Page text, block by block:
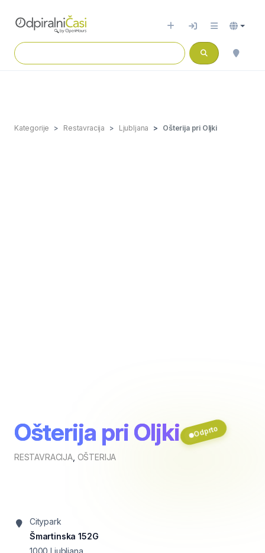
Kategorije Restavracija Ljubljana Ošterija pri Oljki
Ošterija pri Oljki
RESTAVRACIJA, OŠTERIJA
Odprto
Citypark
Šmartinska 152G
1000 Ljubljana